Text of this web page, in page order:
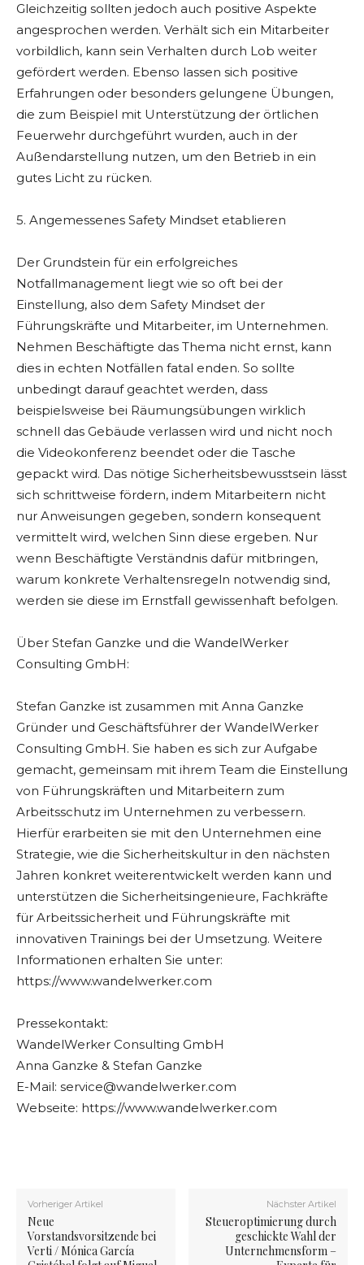
Gleichzeitig sollten jedoch auch positive Aspekte
angesprochen werden. Verhält sich ein Mitarbeiter
vorbildlich, kann sein Verhalten durch Lob weiter
gefördert werden. Ebenso lassen sich positive
Erfahrungen oder besonders gelungene Übungen,
die zum Beispiel mit Unterstützung der örtlichen
Feuerwehr durchgeführt wurden, auch in der
Außendarstellung nutzen, um den Betrieb in ein
gutes Licht zu rücken.
5. Angemessenes Safety Mindset etablieren
Der Grundstein für ein erfolgreiches
Notfallmanagement liegt wie so oft bei der
Einstellung, also dem Safety Mindset der
Führungskräfte und Mitarbeiter, im Unternehmen.
Nehmen Beschäftigte das Thema nicht ernst, kann
dies in echten Notfällen fatal enden. So sollte
unbedingt darauf geachtet werden, dass
beispielsweise bei Räumungsübungen wirklich
schnell das Gebäude verlassen wird und nicht noch
die Videokonferenz beendet oder die Tasche
gepackt wird. Das nötige Sicherheitsbewusstsein lässt
sich schrittweise fördern, indem Mitarbeitern nicht
nur Anweisungen gegeben, sondern konsequent
vermittelt wird, welchen Sinn diese ergeben. Nur
wenn Beschäftigte Verständnis dafür mitbringen,
warum konkrete Verhaltensregeln notwendig sind,
werden sie diese im Ernstfall gewissenhaft befolgen.
Über Stefan Ganzke und die WandelWerker
Consulting GmbH:
Stefan Ganzke ist zusammen mit Anna Ganzke
Gründer und Geschäftsführer der WandelWerker
Consulting GmbH. Sie haben es sich zur Aufgabe
gemacht, gemeinsam mit ihrem Team die Einstellung
von Führungskräften und Mitarbeitern zum
Arbeitsschutz im Unternehmen zu verbessern.
Hierfür erarbeiten sie mit den Unternehmen eine
Strategie, wie die Sicherheitskultur in den nächsten
Jahren konkret weiterentwickelt werden kann und
unterstützen die Sicherheitsingenieure, Fachkräfte
für Arbeitssicherheit und Führungskräfte mit
innovativen Trainings bei der Umsetzung. Weitere
Informationen erhalten Sie unter:
https://www.wandelwerker.com
Pressekontakt:
WandelWerker Consulting GmbH
Anna Ganzke & Stefan Ganzke
E-Mail: service@wandelwerker.com
Webseite: https://www.wandelwerker.com
Vorheriger Artikel
Neue
Vorstandsvorsitzende bei
Verti / Mónica García
Nächster Artikel
Steueroptimierung durch
geschickte Wahl der
Unternehmensform –